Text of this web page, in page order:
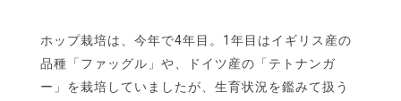
ホップ栽培は、今年で4年目。1年目はイギリス産の
品種「ファッグル」や、ドイツ産の「テトナンガ
ー」を栽培していましたが、生育状況を鑑みて扱う